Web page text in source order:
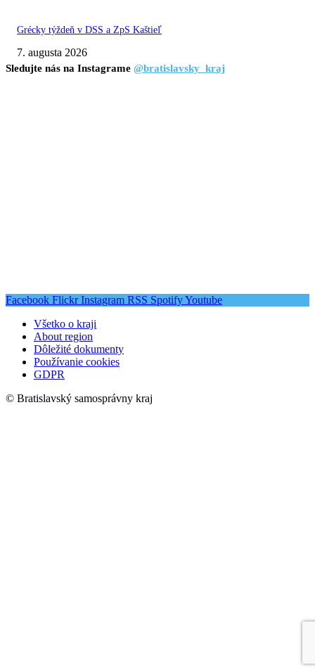
Grécky týždeň v DSS a ZpS Kaštieľ
7. augusta 2026
Sledujte nás na Instagrame @bratislavsky_kraj
Facebook Flickr Instagram RSS SpotifyYoutube
Všetko o kraji
About region
Dôležité dokumenty
Používanie cookies
GDPR
© Bratislavský samosprávny kraj